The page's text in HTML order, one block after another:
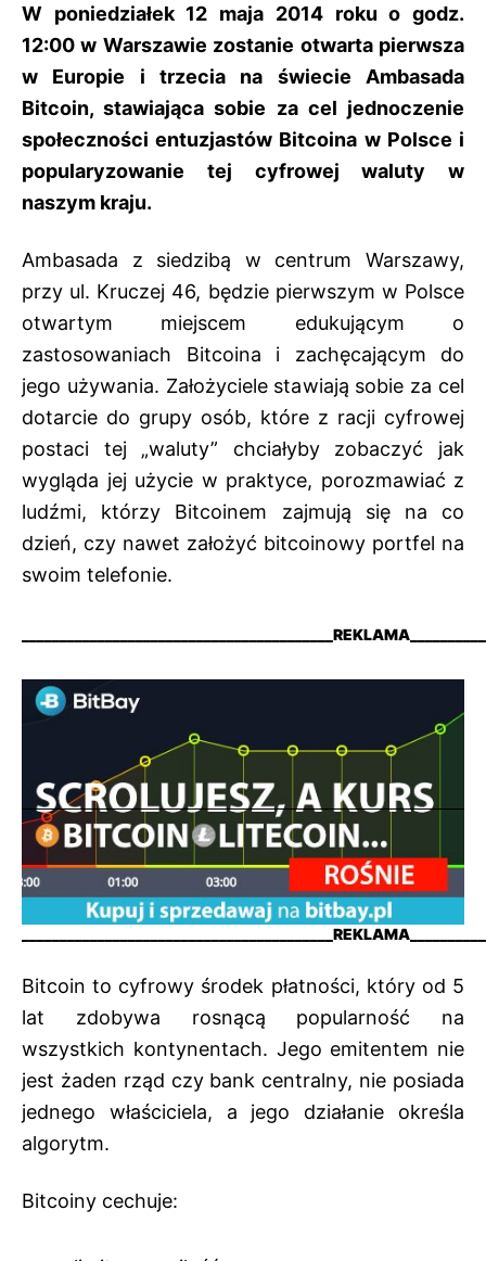
W poniedziałek 12 maja 2014 roku o godz.
12:00 w Warszawie zostanie otwarta pierwsza
w Europie i trzecia na świecie Ambasada
Bitcoin, stawiająca sobie za cel jednoczenie
społeczności entuzjastów Bitcoina w Polsce i
popularyzowanie tej cyfrowej waluty w
naszym kraju.
Ambasada z siedzibą w centrum Warszawy,
przy ul. Kruczej 46, będzie pierwszym w Polsce
otwartym miejscem edukującym o
zastosowaniach Bitcoina i zachęcającym do
jego używania. Założyciele stawiają sobie za cel
dotarcie do grupy osób, które z racji cyfrowej
postaci tej „waluty” chciałyby zobaczyć jak
wygląda jej użycie w praktyce, porozmawiać z
ludźmi, którzy Bitcoinem zajmują się na co
dzień, czy nawet założyć bitcoinowy portfel na
swoim telefonie.
_________________________________________REKLAMA
_________________________________________REKLAMA
Bitcoin to cyfrowy środek płatności, który od 5
lat zdobywa rosnącą popularność na
wszystkich kontynentach. Jego emitentem nie
jest żaden rząd czy bank centralny, nie posiada
jednego właściciela, a jego działanie określa
algorytm.
Bitcoiny cechuje: